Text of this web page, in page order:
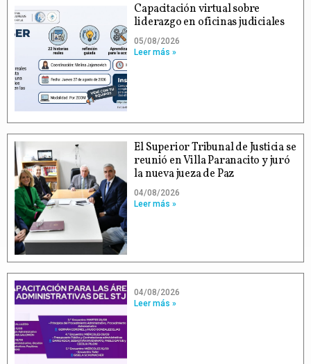
Capacitación virtual sobre
liderazgo en oficinas judiciales
05/08/2026
Leer más »
El Superior Tribunal de Justicia se
reunió en Villa Paranacito y juró
la nueva jueza de Paz
04/08/2026
Leer más »
04/08/2026
Leer más »